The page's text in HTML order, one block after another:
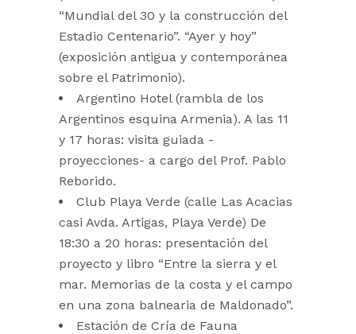
“Mundial del 30 y la construcción del
Estadio Centenario”. “Ayer y hoy”
(exposición antigua y contemporánea
sobre el Patrimonio).
Argentino Hotel (rambla de los
Argentinos esquina Armenia). A las 11
y 17 horas: visita guiada -
proyecciones- a cargo del Prof. Pablo
Reborido.
Club Playa Verde (calle Las Acacias
casi Avda. Artigas, Playa Verde) De
18:30 a 20 horas: presentación del
proyecto y libro “Entre la sierra y el
mar. Memorias de la costa y el campo
en una zona balnearia de Maldonado”.
Estación de Cría de Fauna